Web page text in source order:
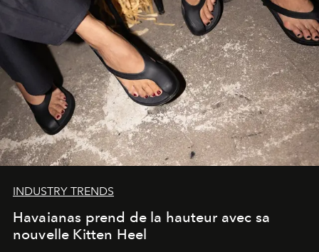
INDUSTRY TRENDS
Havaianas prend de la hauteur avec sa
nouvelle Kitten Heel